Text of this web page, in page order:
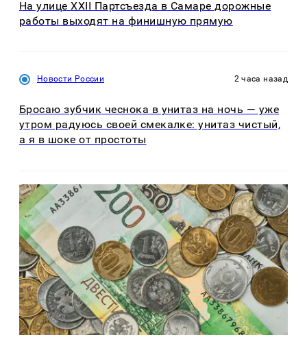
На улице XXII Партсъезда в Самаре дорожные
работы выходят на финишную прямую
Новости России 2 часа назад
Бросаю зубчик чеснока в унитаз на ночь — уже
утром радуюсь своей смекалке: унитаз чистый,
а я в шоке от простоты